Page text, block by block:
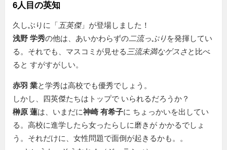
6人目の英知
久しぶりに「 五英傑」が登場しました！
浅野 学秀の他は、あいかわらずの 二流っぷりを発揮してい
る。それでも、マスコミが見せる 三流未満なゲスさと比べ
ると すがすがしい。
赤羽 業と学秀は高校でも優秀でしょう。
しかし、四英傑たちはトップで いられるだろうか？
榊原 蓮は、いまだに神崎 有希子に ちょっかいを出してい
る。高校に進学したら女ったらしに磨きが かかるでしょ
う。それだけに、女性問題で面倒が起きるかも。。